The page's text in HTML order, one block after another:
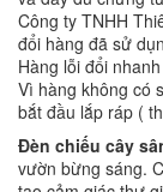
Công ty TNHH
đổi hàng đã sử
Hàng lỗi đổi
Vì hàng không có
bắt đầu lắp ráp (
Đèn chiếu cây
vườn bừng sáng.